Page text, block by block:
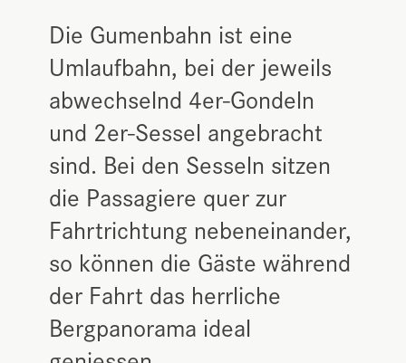
Die Gumenbahn ist eine
Umlaufbahn, bei der jeweils
abwechselnd 4er-Gondeln
und 2er-Sessel angebracht
sind. Bei den Sesseln sitzen
die Passagiere quer zur
Fahrtrichtung nebeneinander,
so können die Gäste während
der Fahrt das herrliche
Bergpanorama ideal